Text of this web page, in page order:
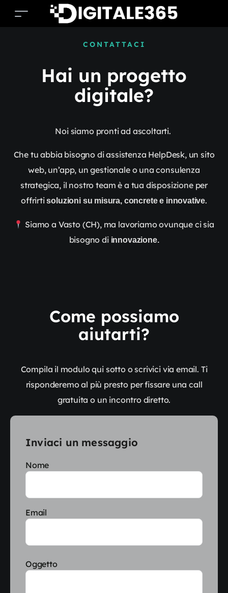
CONTATTACI
Hai un progetto
digitale?
Noi siamo pronti ad ascoltarti.
Che tu abbia bisogno di assistenza HelpDesk, un sito
web, un’app, un gestionale o una consulenza
strategica, il nostro team è a tua disposizione per
offrirtisoluzioni su misura, concrete e innovative.
Siamo a Vasto (CH), ma lavoriamo ovunque ci sia
bisogno diinnovazione.
Come possiamo
aiutarti?
Compila il modulo qui sotto o scrivici via email. Ti
risponderemo al più presto per fissare una call
gratuita o un incontro diretto.
Inviaci un messaggio
Nome
Email
Oggetto